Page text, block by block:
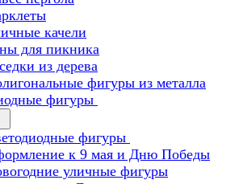
качели
для пикника
из дерева
фигуры из металла
фигуры
фигуры
к 9 мая и Дню Победы
уличные фигуры